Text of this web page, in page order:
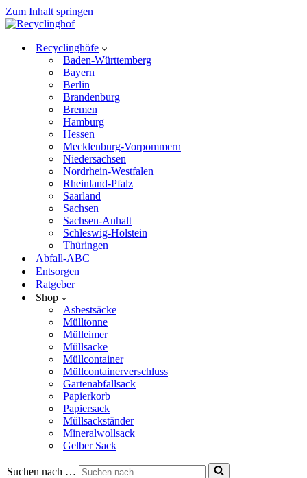
Zum Inhalt springen
Recyclinghöfe
Baden-Württemberg
Bayern
Berlin
Brandenburg
Bremen
Hamburg
Hessen
Mecklenburg-Vorpommern
Niedersachsen
Nordrhein-Westfalen
Rheinland-Pfalz
Saarland
Sachsen
Sachsen-Anhalt
Schleswig-Holstein
Thüringen
Abfall-ABC
Entsorgen
Ratgeber
Shop
Asbestsäcke
Mülltonne
Mülleimer
Müllsacke
Müllcontainer
Müllcontainerverschluss
Gartenabfallsack
Papierkorb
Papiersack
Müllsackständer
Mineralwollsack
Gelber Sack
Suchen nach …